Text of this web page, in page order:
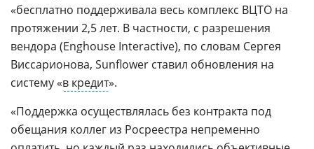
«бесплатно поддерживала весь комплекс ВЦТО на
протяжении 2,5 лет. В частности, с разрешения
вендора (Enghouse Interactive), по словам Сергея
Виссарионова, Sunflower ставил обновления на
систему «в кредит».
«Поддержка осуществлялась без контракта под
обещания коллег из Росреестра непременно